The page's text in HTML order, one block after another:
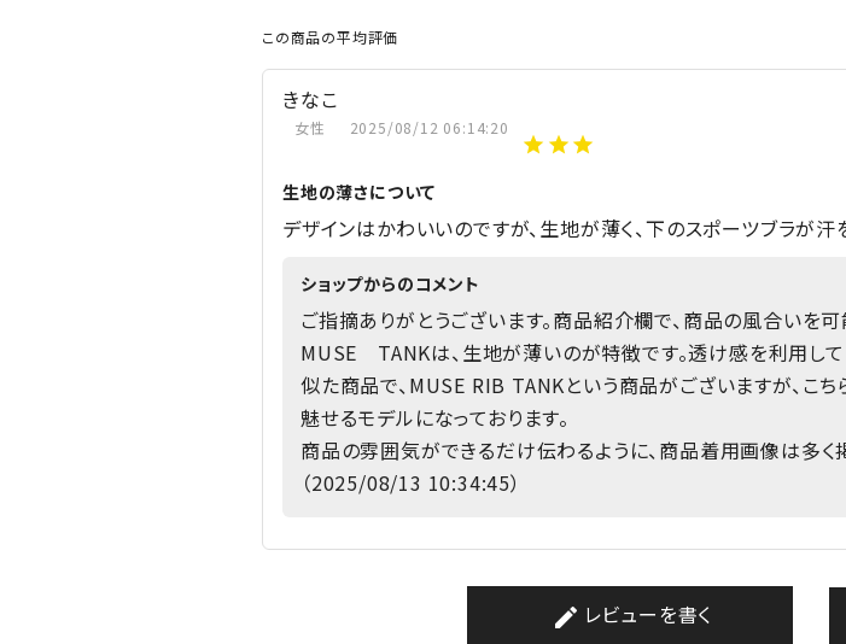
この商品の平均評価
きなこ
女性 2025/08/12 06:14:20
生地の薄さについて
デザインはかわいいのですが、生地が薄く、下のスポーツブラが汗
ショップからのコメント
ご指摘ありがとうございます。商品紹介欄で、商品の風合いを
MUSE TANKは、生地が薄いのが特徴です。透け感を利用して
似た商品で、MUSE RIB TANKという商品がございますが、こ
魅せるモデルになっております。
商品の雰囲気ができるだけ伝わるように、商品着用画像は多く
（2025/08/13 10:34:45）
create レビューを書く